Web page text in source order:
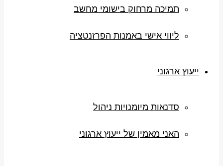
תמיכה מרחוק בישומי מחשב
ליווי אישי באמנות הפרזנטציה
ייעוץ ארגוני
סדנאות מיומנויות ניהול
האני מאמין של ייעוץ ארגוני